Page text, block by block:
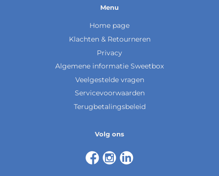
Menu
Home page
Klachten & Retourneren
Privacy
Algemene informatie Sweetbox
Veelgestelde vragen
Servicevoorwaarden
Terugbetalingsbeleid
Volg ons